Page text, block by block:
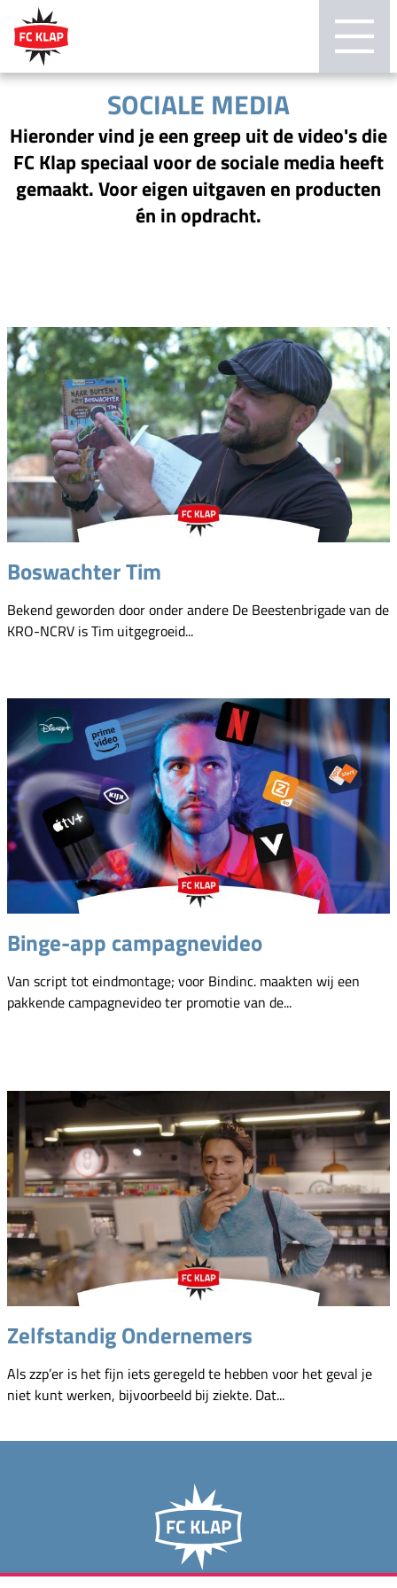
SOCIALE MEDIA
Hieronder vind je een greep uit de video's die
FC Klap speciaal voor de sociale media heeft
gemaakt. Voor eigen uitgaven en producten
én in opdracht.
Boswachter Tim
Bekend geworden door onder andere De Beestenbrigade van de
KRO-NCRV is Tim uitgegroeid...
Binge-app campagnevideo
Van script tot eindmontage; voor Bindinc. maakten wij een
pakkende campagnevideo ter promotie van de...
Zelfstandig Ondernemers
Als zzp’er is het fijn iets geregeld te hebben voor het geval je
niet kunt werken, bijvoorbeeld bij ziekte. Dat...
media op maat